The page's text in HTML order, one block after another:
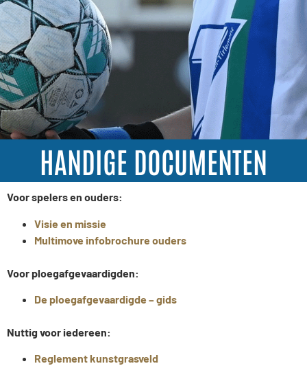
HANDIGE DOCUMENTEN
Voor spelers en ouders:
Visie en missie
Multimove infobrochure ouders
Voor ploegafgevaardigden:
De ploegafgevaardigde – gids
Nuttig voor iedereen:
Reglement kunstgrasveld